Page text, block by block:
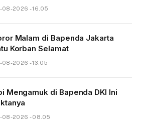
08-2026 - 16.05
Malam di Bapenda Jakarta
Korban Selamat
08-2026 - 13.05
Mengamuk di Bapenda DKI Ini
08-2026 - 08.05